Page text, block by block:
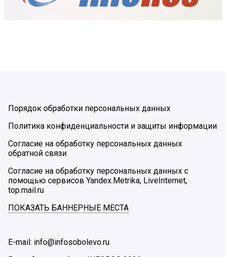
Порядок обработки персональных данных
Политика конфиденциальности и защиты информации
Согласие на обработку персональных данных
обратной связи
Согласие на обработку персональных данных с
помощью сервисов Yandex.Metrika, LiveInternet,
top.mail.ru
ПОКАЗАТЬ БАННЕРНЫЕ МЕСТА
E-mail: info@infosobolevo.ru